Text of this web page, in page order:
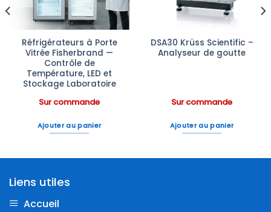
Réfrigérateurs à Porte
Vitrée Fisherbrand —
Contrôle de
Température, LED et
Stockage Laboratoire
Sur commande
Ajouter au panier
DSA30 Krüss Scientific –
Analyseur de goutte
Sur commande
Ajouter au panier
Liens utiles
Accueil